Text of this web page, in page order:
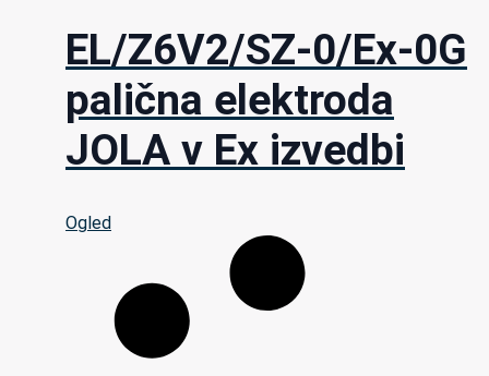
EL/Z6V2/SZ-0/Ex-0G
palična elektroda
JOLA v Ex izvedbi
Ogled